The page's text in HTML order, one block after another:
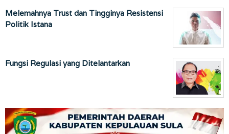
Melemahnya Trust dan Tingginya Resistensi
Politik Istana
Fungsi Regulasi yang Ditelantarkan